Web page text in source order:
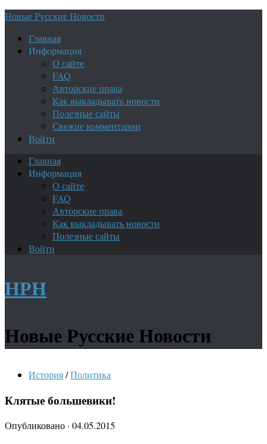
Новые Русские Новости
Главная
Информация
О сайте
FAQ
Авторские права
Как выкладывать новости
Полезные сайты
Свежие комментарии
Войти
Главная
Информация
О сайте
FAQ
Авторские права
Как выкладывать новости
Полезные сайты
Войти
НРН
Новые Русские Новости
История/Политика
Клятые большевики!
Опубликовано · 04.05.2015